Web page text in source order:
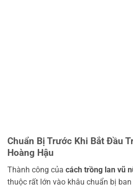
Chuẩn Bị Trước Khi Bắt Đầu
Hoàng Hậu
Thành công của cách trồng lan vũ
thuộc rất lớn vào khâu chuẩn bị